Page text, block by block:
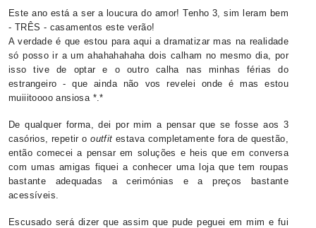
Este ano está a ser a loucura do amor! Tenho 3, sim leram bem
- TRÊS - casamentos este verão!
A verdade é que estou para aqui a dramatizar mas na realidade
só posso ir a um ahahahahaha dois calham no mesmo dia, por
isso tive de optar e o outro calha nas minhas férias do
estrangeiro - que ainda não vos revelei onde é mas estou
muiiitoooo ansiosa *.*
De qualquer forma, dei por mim a pensar que se fosse aos 3
casórios, repetir ooutfit estava completamente fora de questão,
então comecei a pensar em soluções e heis que em conversa
com umas amigas fiquei a conhecer uma loja que tem roupas
bastante adequadas a cerimónias e a preços bastante
acessíveis.
Escusado será dizer que assim que pude peguei em mim e fui